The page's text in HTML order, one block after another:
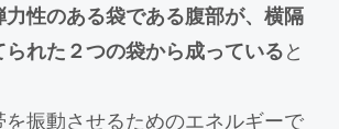
性のある袋である腹部が、横隔
られた２つの袋から成っている と
振動させるためのエネルギーで